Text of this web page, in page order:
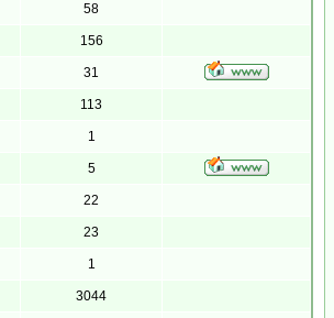
58
156
31
113
1
5
22
23
1
3044